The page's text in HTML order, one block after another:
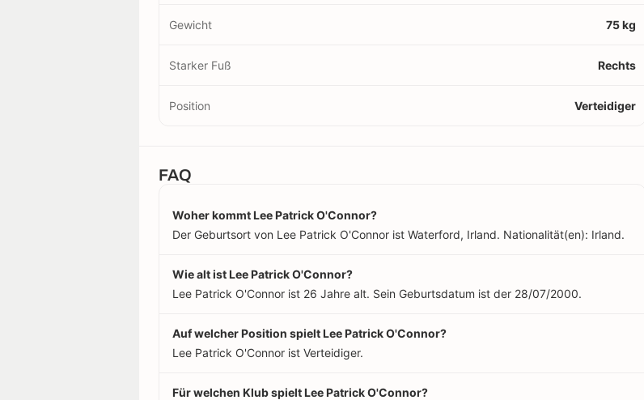
Gewicht 75 kg
Starker Fuß Rechts
Position Verteidiger
FAQ
Woher kommt Lee Patrick O'Connor?
Der Geburtsort von Lee Patrick O'Connor ist Waterford, Irland. Nationalität(en): Irland.
Wie alt ist Lee Patrick O'Connor?
Lee Patrick O'Connor ist 26 Jahre alt. Sein Geburtsdatum ist der 28/07/2000.
Auf welcher Position spielt Lee Patrick O'Connor?
Lee Patrick O'Connor ist Verteidiger.
Für welchen Klub spielt Lee Patrick O'Connor?